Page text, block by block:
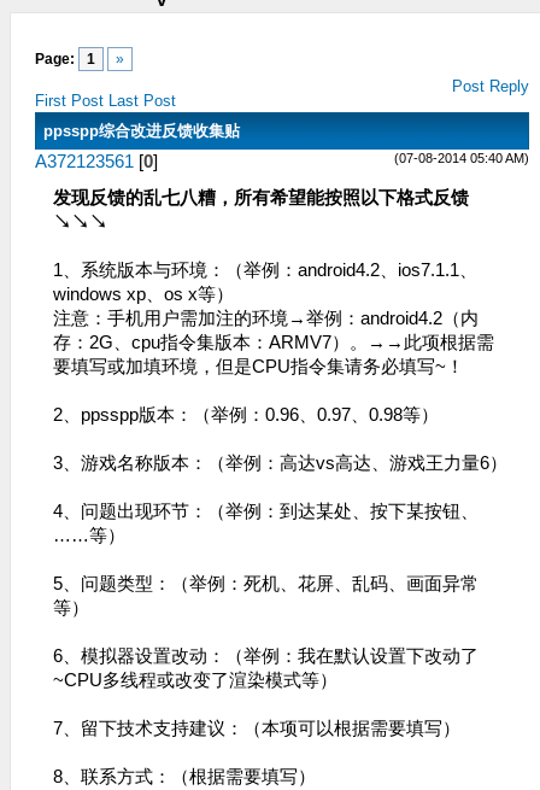
Page: 1 »
First Post Last Post
Post Reply
ppsspp综合改进反馈收集贴
(07-08-2014 05:40 AM)
A372123561 [0]
发现反馈的乱七八糟，所有希望能按照以下格式反馈
↘↘↘
1、系统版本与环境：（举例：android4.2、ios7.1.1、
windows xp、os x等）
注意：手机用户需加注的环境→举例：android4.2（内
存：2G、cpu指令集版本：ARMV7）。→→此项根据需
要填写或加填环境，但是CPU指令集请务必填写~​​！
2、ppsspp版本：（举例：0.96、0.97、0.98等）
3、游戏名称版本：（举例：高达vs高达、游戏王力量6）
4、问题出现环节：（举例：到达某处、按下某按钮、
……等）
5、问题类型：（举例：死机、花屏、乱码、画面异常
等）
6、模拟器设置改动：（举例：我在默认设置下改动了
~CPU多线程或改变了渲染模式等）
7、留下技术支持建议：（本项可以根据需要填写）
8、联系方式：（根据需要填写）